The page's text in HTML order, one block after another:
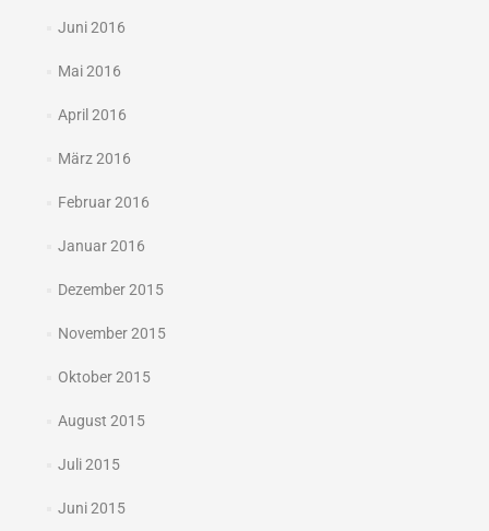
Juni 2016
Mai 2016
April 2016
März 2016
Februar 2016
Januar 2016
Dezember 2015
November 2015
Oktober 2015
August 2015
Juli 2015
Juni 2015